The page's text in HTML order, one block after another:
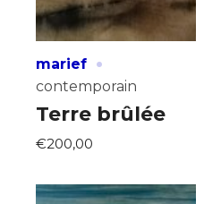
marief ·
contemporain
Terre brûlée
€200,00